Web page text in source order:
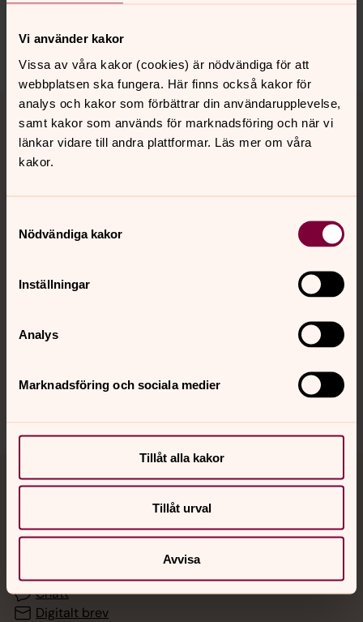
Vi använder kakor
Vissa av våra kakor (cookies) är nödvändiga för att
webbplatsen ska fungera. Här finns också kakor för
analys och kakor som förbättrar din användarupplevelse,
samt kakor som används för marknadsföring och när vi
länkar vidare till andra plattformar. Läs mer om våra
kakor.
Nödvändiga kakor
Inställningar
Analys
Marknadsföring och sociala medier
Tillåt alla kakor
Tillåt urval
Avvisa
Tillbaka till toppen
Tillbaka till innehållet
Kalender
Jourhavande präst
Akut samtals- och krisstöd. Prata eller chatta anonymt
Chatt
Digitalt brev